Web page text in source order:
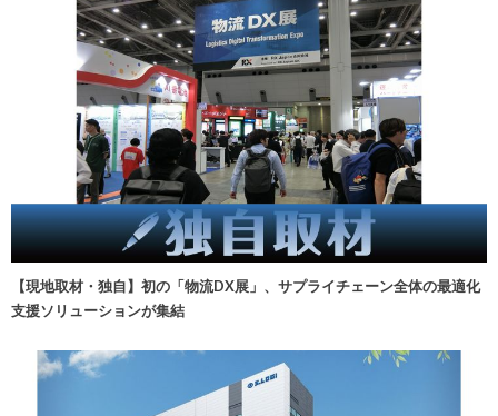
【現地取材・独自】初の「物流DX展」、サプライチェーン全体の最適化
支援ソリューションが集結